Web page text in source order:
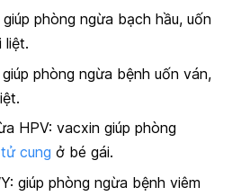
phòng ngừa bạch hầu, uốn
liệt.
phòng ngừa bệnh uốn ván,
HPV: vacxin giúp phòng
cung ở bé gái.
giúp phòng ngừa bệnh viêm